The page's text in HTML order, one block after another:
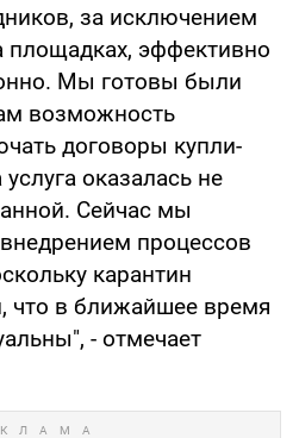
за исключением
площадках, эффективно
Мы готовы были
возможность
договоры купли-
оказалась не
Сейчас мы
процессов
карантин
что в ближайшее время
- отмечает